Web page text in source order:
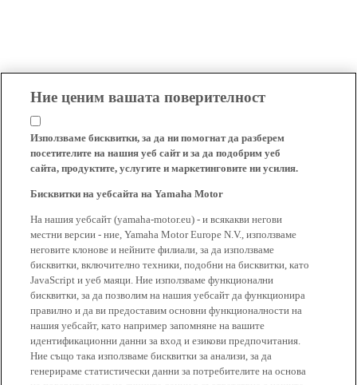
Ние ценим вашата поверителност
Използваме бисквитки, за да ни помогнат да разберем
посетителите на нашия уеб сайт и за да подобрим уеб
сайта, продуктите, услугите и маркетинговите ни усилия.
Бисквитки на уебсайта на Yamaha Motor
На нашия уебсайт (yamaha-motor.eu) - и всякакви негови
местни версии - ние, Yamaha Motor Europe N.V., използваме
неговите клонове и нейните филиали, за да използваме
бисквитки, включително техники, подобни на бисквитки, като
JavaScript и уеб маяци. Ние използваме функционални
бисквитки, за да позволим на нашия уебсайт да функционира
правилно и да ви предоставим основни функционалности на
нашия уебсайт, като например запомняне на вашите
идентификационни данни за вход и езикови предпочитания.
Ние също така използваме бисквитки за анализи, за да
генерираме статистически данни за потребителите на основа